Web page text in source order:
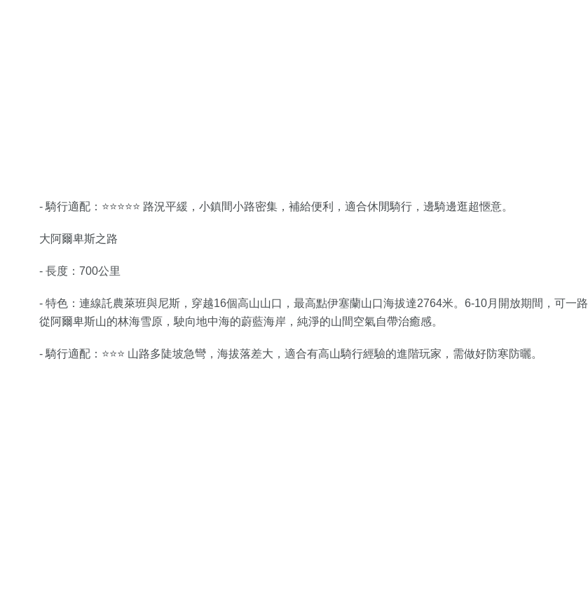
- 騎行適配：⭐⭐⭐⭐⭐ 路況平緩，小鎮間小路密集，補給便利，適合休閒騎行，邊騎邊逛超愜意。
大阿爾卑斯之路
- 長度：700公里
- 特色：連線託農萊班與尼斯，穿越16個高山山口，最高點伊塞蘭山口海拔達2764米。6-10月開放期間，可一路
從阿爾卑斯山的林海雪原，駛向地中海的蔚藍海岸，純淨的山間空氣自帶治癒感。
- 騎行適配：⭐⭐⭐ 山路多陡坡急彎，海拔落差大，適合有高山騎行經驗的進階玩家，需做好防寒防曬。